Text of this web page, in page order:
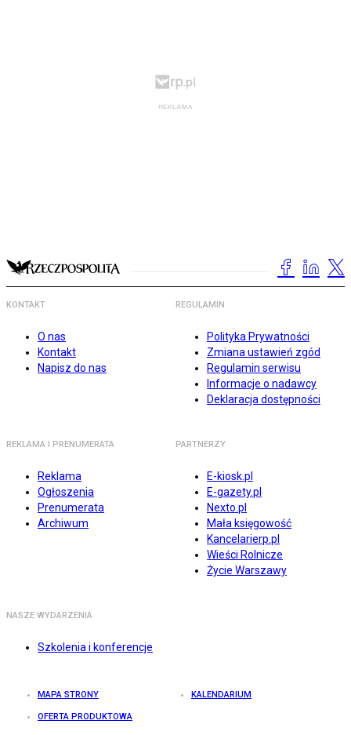
KONTAKT
O nas
Kontakt
Napisz do nas
REGULAMIN
Polityka Prywatności
Zmiana ustawień zgód
Regulamin serwisu
Informacje o nadawcy
Deklaracja dostępności
REKLAMA I PRENUMERATA
Reklama
Ogłoszenia
Prenumerata
Archiwum
PARTNERZY
E-kiosk.pl
E-gazety.pl
Nexto.pl
Mała księgowość
Kancelarierp.pl
Wieści Rolnicze
Życie Warszawy
NASZE WYDARZENIA
Szkolenia i konferencje
MAPA STRONY KALENDARIUM
OFERTA PRODUKTOWA